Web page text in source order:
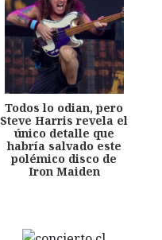
Todos lo odian, pero
Steve Harris revela el
único detalle que
habría salvado este
polémico disco de
Iron Maiden